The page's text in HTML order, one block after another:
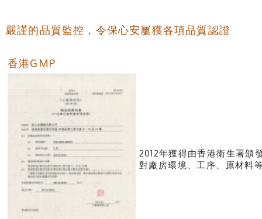
嚴謹的品質監控，令保心安屢獲各項品質認證
香港GMP
2012年獲得由香港衛生署頒
對廠房環境、工序、原